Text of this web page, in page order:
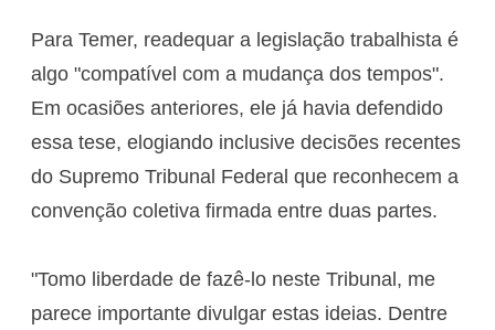
Para Temer, readequar a legislação trabalhista é
algo "compatível com a mudança dos tempos".
Em ocasiões anteriores, ele já havia defendido
essa tese, elogiando inclusive decisões recentes
do Supremo Tribunal Federal que reconhecem a
convenção coletiva firmada entre duas partes.
"Tomo liberdade de fazê-lo neste Tribunal, me
parece importante divulgar estas ideias. Dentre